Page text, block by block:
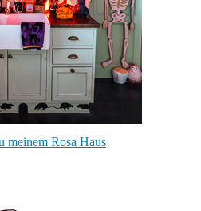
meinem Rosa Haus